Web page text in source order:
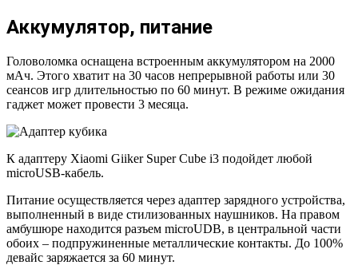
Аккумулятор, питание
Головоломка оснащена встроенным аккумулятором на 2000
мАч. Этого хватит на 30 часов непрерывной работы или 30
сеансов игр длительностью по 60 минут. В режиме ожидания
гаджет может провести 3 месяца.
К адаптеру Xiaomi Giiker Super Cube i3 подойдет любой
microUSB-кабель.
Питание осуществляется через адаптер зарядного устройства,
выполненный в виде стилизованных наушников. На правом
амбушюре находится разъем microUDB, в центральной части
обоих – подпружиненные металлические контакты. До 100%
девайс заряжается за 60 минут.